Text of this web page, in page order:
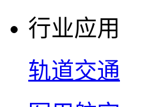
行业应用
轨道交通